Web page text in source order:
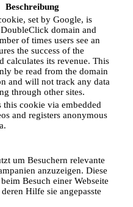
Beschreibung
set by Google, is
domain and
of times users see an
the success of the
calculates its revenue. This
be read from the domain
and will not track any data
through other sites.
this cookie via embedded
and registers anonymous
um Besuchern relevante
anzuzeigen. Diese
Besuch einer Webseite
Hilfe sie angepasste